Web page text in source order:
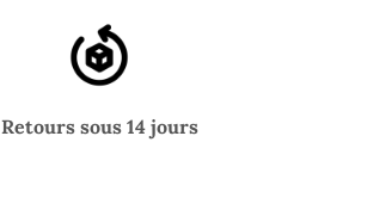
Retours sous 14 jours